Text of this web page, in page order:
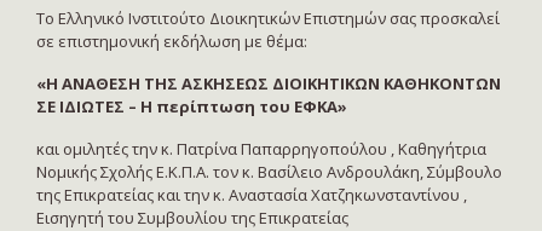
Το Ελληνικό Ινστιτούτο Διοικητικών Επιστημών σας προσκαλεί
σε επιστημονική εκδήλωση με θέμα:
«Η ΑΝΑΘΕΣΗ ΤΗΣ ΑΣΚΗΣΕΩΣ ΔΙΟΙΚΗΤΙΚΩΝ ΚΑΘΗΚΟΝΤΩΝ
ΣΕ ΙΔΙΩΤΕΣ – Η περίπτωση του ΕΦΚΑ»
και ομιλητές την κ. Πατρίνα Παπαρρηγοπούλου , Καθηγήτρια
Νομικής Σχολής Ε.Κ.Π.Α. τον κ. Βασίλειο Ανδρουλάκη, Σύμβουλο
της Επικρατείας και την κ. Αναστασία Χατζηκωνσταντίνου ,
Εισηγητή του Συμβουλίου της Επικρατείας